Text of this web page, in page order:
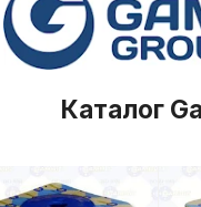
Каталог